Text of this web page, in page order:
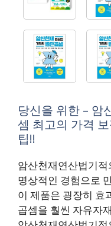
당신을 위한 – 암
셈 최고의 가격
팁!!
암산천재연산법기
명상적인 경험으로
이 제품은 굉장히 효
곱셈을 훨씬 자유자